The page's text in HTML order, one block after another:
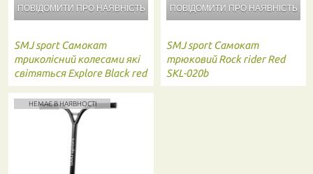
ПОВІДОМИТИ ПРО НАЯВНІСТЬ
SMJ sport Самокат
триколісний колесами які
світяться Explore Black red
AF-WG05
ПОВІДОМИТИ ПРО НАЯВНІСТЬ
SMJ sport Самокат
трюковий Rock rider Red
SKL-020b
НЕМАЄ В НАЯВНОСТІ